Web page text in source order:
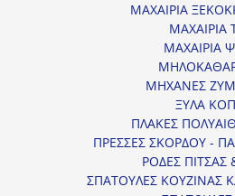
ΜΑΧΑΙΡΙΑ
ΜΑΧΑΙΡΙΑ
ΜΑΧΑΙΡΙΑ
ΜΗΧΑΝΕΣ
ΞΥΛΑ
ΠΛΑΚΕΣ
ΠΡΕΣΣΕΣ ΣΚΟΡΔΟΥ -
ΡΟΔΕΣ ΠΙΤΣΑΣ
ΣΠΑΤΟΥΛΕΣ ΚΟΥΖΙΝΑΣ